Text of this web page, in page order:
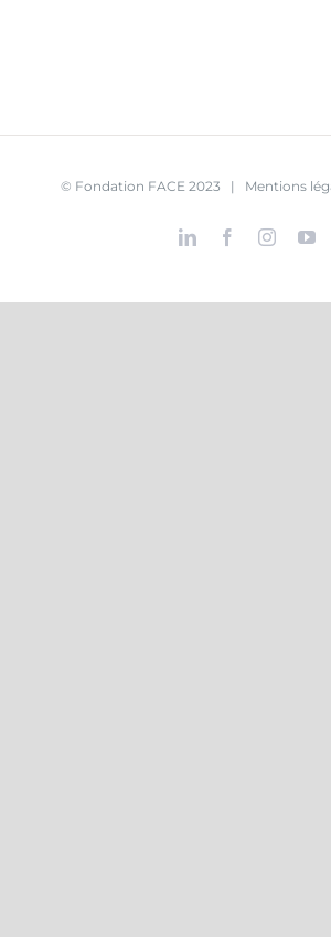
© Fondation FACE 2023 | Mentions
LinkedInFacebook